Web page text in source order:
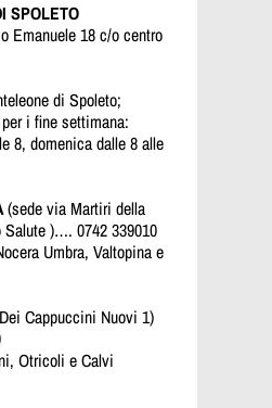
SPOLETO
Emanuele 18 c/o centro
di Spoleto;
per i fine settimana:
8, domenica dalle 8 alle
(sede via Martiri della
Salute )…. 0742 339010
Umbra, Valtopina e
Cappuccini Nuovi 1)
Otricoli e Calvi